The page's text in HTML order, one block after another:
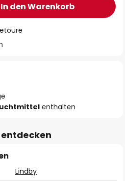
In den Warenkorb
enthalten
Lindby